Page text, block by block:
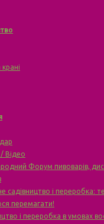
Відео
Форум пивоварів,
садівництво і переробка:
перемагати!
і переробка в умовах